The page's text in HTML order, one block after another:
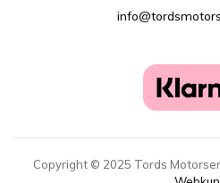
Copyright © 2025 Tords